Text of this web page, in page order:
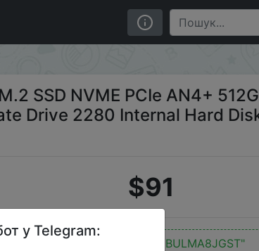
State Drive 2280 Internal Hard Disk for
SSD NVME PCIe AN4+
Drive 2280 Internal Hard
$91
"BVBULMA8JGST"
у Telegram: